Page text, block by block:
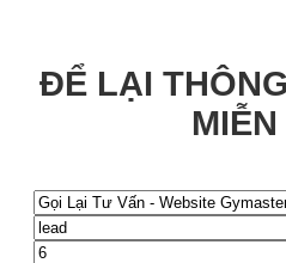
ĐỂ LẠI